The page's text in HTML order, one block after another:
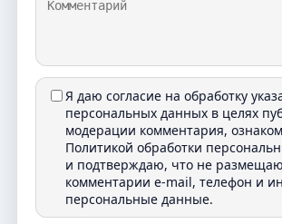
Я даю согласие на обработку
персональных данных в целях
модерации комментария,
Политикой обработки
и подтверждаю, что не
комментарии e-mail, телефон и
персональные данные.